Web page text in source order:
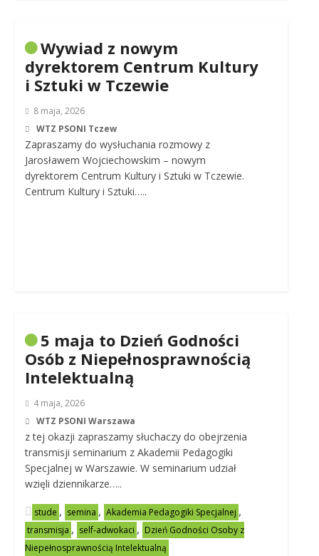
Wywiad z nowym
dyrektorem Centrum Kultury
i Sztuki w Tczewie
8 maja, 2026
WTZ PSONI Tczew
Zapraszamy do wysłuchania rozmowy z
Jarosławem Wojciechowskim – nowym
dyrektorem Centrum Kultury i Sztuki w Tczewie.
Centrum Kultury i Sztuki…..
5 maja to Dzień Godności
Osób z Niepełnosprawnością
Intelektualną
4 maja, 2026
WTZ PSONI Warszawa
z tej okazji zapraszamy słuchaczy do obejrzenia
transmisji seminarium z Akademii Pedagogiki
Specjalnej w Warszawie. W seminarium udział
wzięli dziennikarze…..
stude , semina , Akademia Pedagogiki Specjalnej ,
transmisja , self-adwokaci , Dzień Godności Osoby z
Niepełnosprawnością Intelektualną